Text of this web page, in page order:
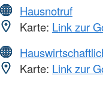
Hausnotruf
Karte: Link zur
Karte: Link zur